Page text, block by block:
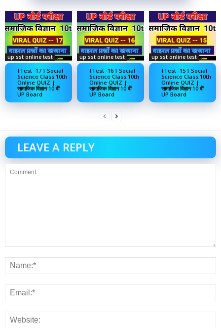
up sst online test
{Test -17 } Social
Science Class 10th
Online QUIZ |
सामाजिक विज्ञान 10 वीं
UP Board
up sst online test
{Test -16 } Social
Science Class 10th
Online QUIZ |
सामाजिक विज्ञान 10 वीं
UP Board
up sst online test
{Test -15 } Social
Science Class 10th
Online QUIZ |
सामाजिक विज्ञान 10 वीं
UP Board
LEAVE A REPLY